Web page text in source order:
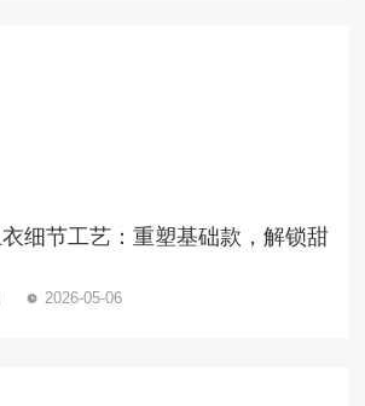
细节工艺：重塑基础款，解锁甜
2026-05-06